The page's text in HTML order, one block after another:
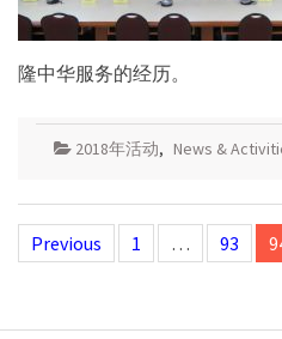
隆中华服务的经历。
2018年活动, News &
Posts
navigation
Previous 1 … 93